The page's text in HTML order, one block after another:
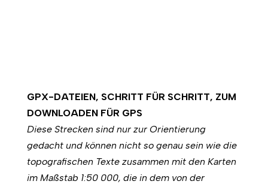
GPX-DATEIEN, SCHRITT FÜR SCHRITT, ZUM
DOWNLOADEN FÜR GPS
Diese Strecken sind nur zur Orientierung
gedacht und können nicht so genau sein wie die
topografischen Texte zusammen mit den Karten
im Maßstab 1:50 000, die in dem von der